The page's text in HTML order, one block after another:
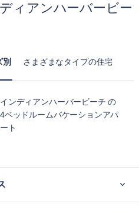
在を楽しむために必要なもの
ィアンハーバービー
さまざまなタイプの住宅
インディアンハーバービーチ の
4ベッドルームバケーションアパ
ート